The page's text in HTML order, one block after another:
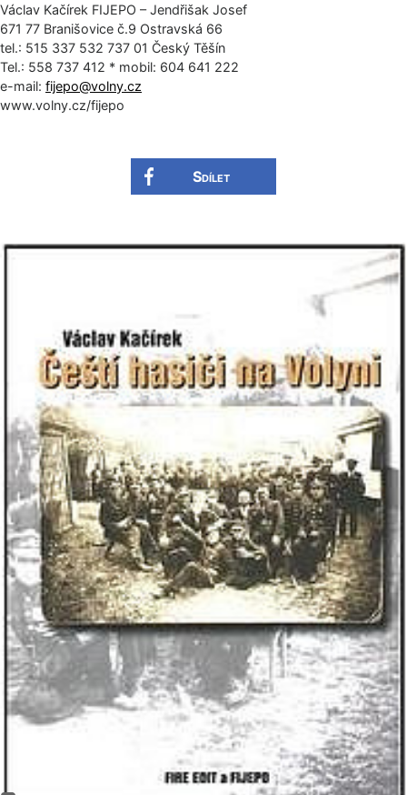
Václav Kačírek FIJEPO – Jendřišak Josef
671 77 Branišovice č.9 Ostravská 66
tel.: 515 337 532 737 01 Český Těšín
Tel.: 558 737 412 * mobil: 604 641 222
e-mail: fijepo@volny.cz
www.volny.cz/fijepo
Sdílet